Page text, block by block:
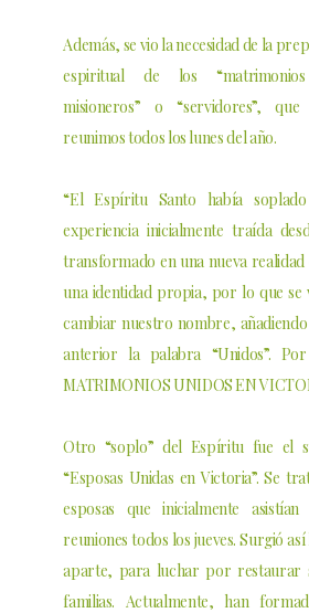
Además, se vio la necesidad de la
espiritual de los “matrimonios
misioneros” o “servidores”,
reunimos todos los lunes del año.
“El Espíritu Santo había
experiencia inicialmente traída
transformado en una nueva realidad
una identidad propia, por lo que se
cambiar nuestro nombre,
anterior la palabra “Unidos”.
MATRIMONIOS UNIDOS EN
Otro “soplo” del Espíritu fue el
“Esposas Unidas en Victoria”. Se
esposas que inicialmente
reuniones todos los jueves. Surgió
aparte, para luchar por restaurar
familias. Actualmente, han